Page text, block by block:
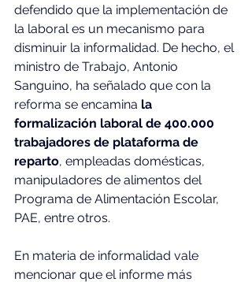
defendido que la implementación de
la laboral es un mecanismo para
disminuir la informalidad. De hecho, el
ministro de Trabajo, Antonio
Sanguino, ha señalado que con la
reforma se encamina la
formalización laboral de 400.000
trabajadores de plataforma de
reparto, empleadas domésticas,
manipuladores de alimentos del
Programa de Alimentación Escolar,
PAE, entre otros.
En materia de informalidad vale
mencionar que el informe más